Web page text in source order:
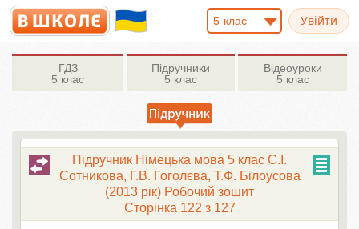
5-клас
ГДЗ
5 клас
Підручники
5 клас
Відеоуроки
5 клас
Підручник Німецька мова 5 клас С.І.
Сотникова, Г.В. Гоголєва, Т.Ф. Білоусова
(2013 рік) Робочий зошит
Сторінка 122 з 127